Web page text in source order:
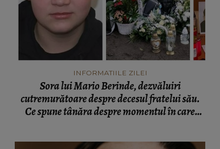
INFORMATIILE ZILEI
Sora lui Mario Berinde, dezvăluiri
cutremurătoare despre decesul fratelui său.
Ce spune tânăra despre momentul în care